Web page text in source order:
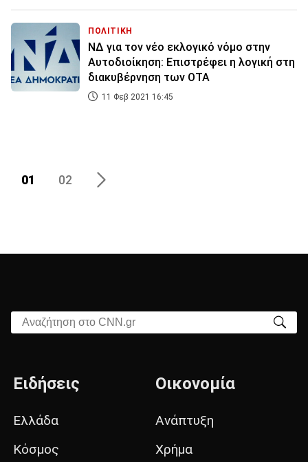
ΠΟΛΙΤΙΚΗ
ΝΔ για τον νέο εκλογικό νόμο στην
Αυτοδιοίκηση: Επιστρέφει η λογική στη
διακυβέρνηση των ΟΤΑ
11 Φεβ 2021 16:45
01 02
Αναζήτηση στο CNN.gr
Ειδήσεις
Ελλάδα
Κόσμος
Οικονομία
Ανάπτυξη
Χρήμα